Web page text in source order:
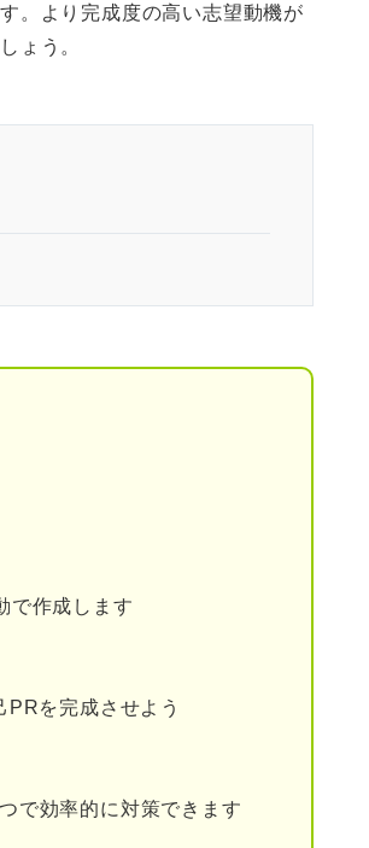
。より完成度の高い志望動機が
ょう。
ている
選
メリット
で作成します
を完成させよう
で効率的に対策できます